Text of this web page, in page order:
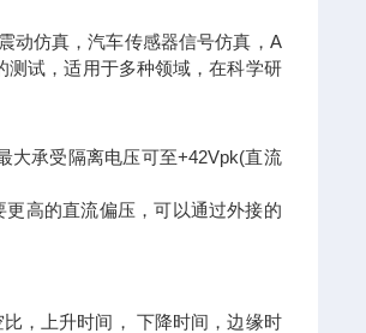
动仿真，汽车传感器信号仿真，A
试，适用于多种领域，在科学研
大承受隔离电压可至+42Vpk(直流
高的直流偏压，可以通过外接的
，上升时间， 下降时间，边缘时